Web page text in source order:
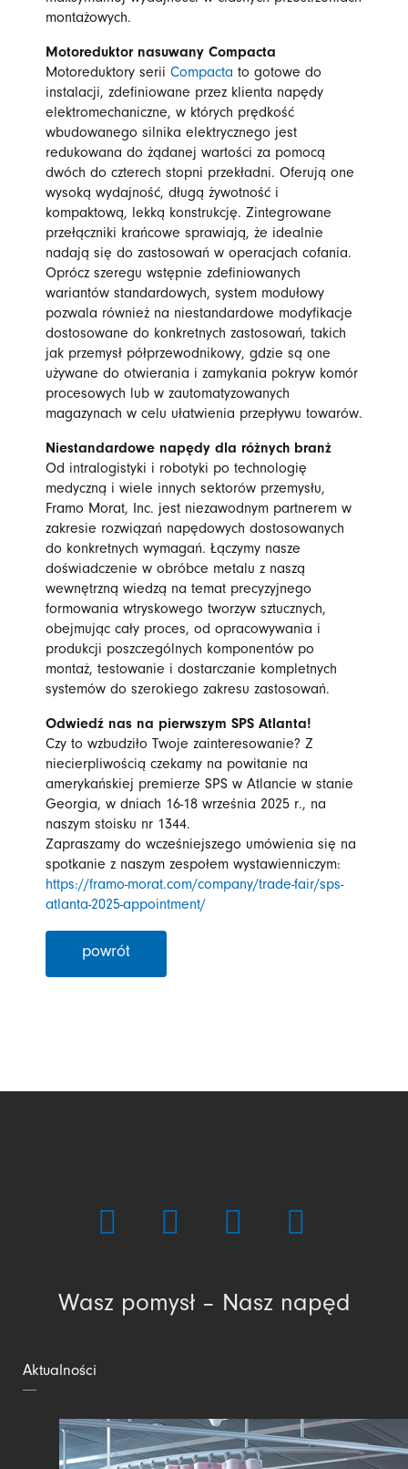
montażowych.
Motoreduktor nasuwany Compacta
Motoreduktory serii Compacta to gotowe do
instalacji, zdefiniowane przez klienta napędy
elektromechaniczne, w których prędkość
wbudowanego silnika elektrycznego jest
redukowana do żądanej wartości za pomocą
dwóch do czterech stopni przekładni. Oferują one
wysoką wydajność, długą żywotność i
kompaktową, lekką konstrukcję. Zintegrowane
przełączniki krańcowe sprawiają, że idealnie
nadają się do zastosowań w operacjach cofania.
Oprócz szeregu wstępnie zdefiniowanych
wariantów standardowych, system modułowy
pozwala również na niestandardowe modyfikacje
dostosowane do konkretnych zastosowań, takich
jak przemysł półprzewodnikowy, gdzie są one
używane do otwierania i zamykania pokryw komór
procesowych lub w zautomatyzowanych
magazynach w celu ułatwienia przepływu towarów.
Niestandardowe napędy dla różnych branż
Od intralogistyki i robotyki po technologię
medyczną i wiele innych sektorów przemysłu,
Framo Morat, Inc. jest niezawodnym partnerem w
zakresie rozwiązań napędowych dostosowanych
do konkretnych wymagań. Łączymy nasze
doświadczenie w obróbce metalu z naszą
wewnętrzną wiedzą na temat precyzyjnego
formowania wtryskowego tworzyw sztucznych,
obejmując cały proces, od opracowywania i
produkcji poszczególnych komponentów po
montaż, testowanie i dostarczanie kompletnych
systemów do szerokiego zakresu zastosowań.
Odwiedź nas na pierwszym SPS Atlanta!
Czy to wzbudziło Twoje zainteresowanie? Z
niecierpliwością czekamy na powitanie na
amerykańskiej premierze SPS w Atlancie w stanie
Georgia, w dniach 16-18 września 2025 r., na
naszym stoisku nr 1344.
Zapraszamy do wcześniejszego umówienia się na
spotkanie z naszym zespołem wystawienniczym:
https://framo-morat.com/company/trade-fair/sps-
atlanta-2025-appointment/
powrót
Wasz pomysł – Nasz napęd
Aktualności